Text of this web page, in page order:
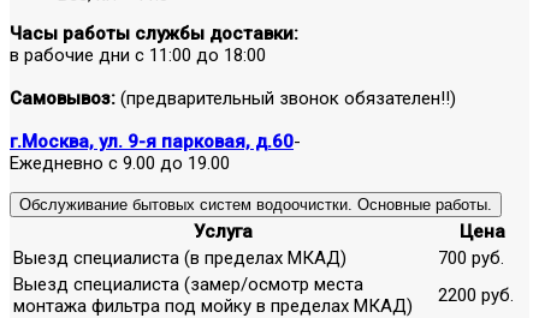
Часы работы службы доставки:
в рабочие дни с 11:00 до 18:00
Самовывоз: (предварительный звонок обязателен!!)
г.Москва, ул. 9-я парковая, д.60-
Ежедневно с 9.00 до 19.00
Обслуживание бытовых систем водоочистки. Основные работы.
Услуга
Цена
Выезд специалиста (в пределах МКАД)
700 руб.
Выезд специалиста (замер/осмотр места
монтажа фильтра под мойку в пределах МКАД)
2200 руб.